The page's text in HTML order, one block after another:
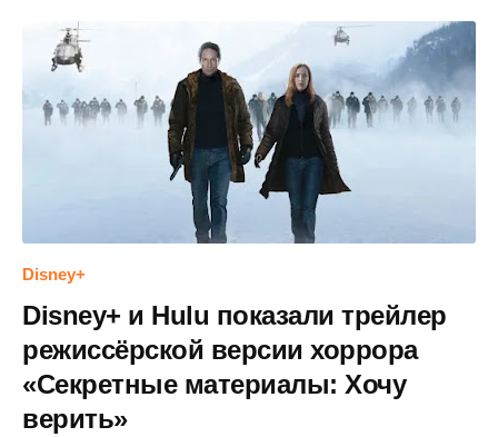
Disney+
Disney+ и Hulu показали трейлер
режиссёрской версии хоррора
«Секретные материалы: Хочу
верить»